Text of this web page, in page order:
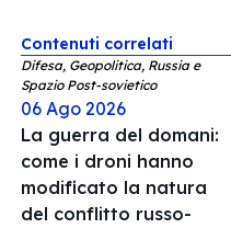
Contenuti correlati
Difesa, Geopolitica, Russia e
Spazio Post-sovietico
06 Ago 2026
La guerra del domani:
come i droni hanno
modificato la natura
del conflitto russo-